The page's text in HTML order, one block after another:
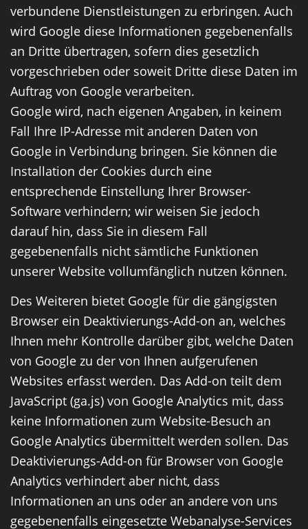
verbundene Dienstleistungen zu erbringen. Auch
wird Google diese Informationen gegebenenfalls
an Dritte übertragen, sofern dies gesetzlich
vorgeschrieben oder soweit Dritte diese Daten im
Auftrag von Google verarbeiten.
Google wird, nach eigenen Angaben, in keinem
Fall Ihre IP-Adresse mit anderen Daten von
Google in Verbindung bringen. Sie können die
Installation der Cookies durch eine
entsprechende Einstellung Ihrer Browser-
Software verhindern; wir weisen Sie jedoch
darauf hin, dass Sie in diesem Fall
gegebenenfalls nicht sämtliche Funktionen
unserer Website vollumfänglich nutzen können.
Des Weiteren bietet Google für die gängigsten
Browser ein Deaktivierungs-Add-on an, welches
Ihnen mehr Kontrolle darüber gibt, welche Daten
von Google zu der von Ihnen aufgerufenen
Websites erfasst werden. Das Add-on teilt dem
JavaScript (ga.js) von Google Analytics mit, dass
keine Informationen zum Website-Besuch an
Google Analytics übermittelt werden sollen. Das
Deaktivierungs-Add-on für Browser von Google
Analytics verhindert aber nicht, dass
Informationen an uns oder an andere von uns
gegebenenfalls eingesetzte Webanalyse-Services